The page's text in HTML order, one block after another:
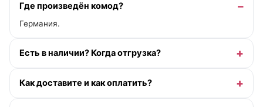
Где произведён комод?
Германия.
Есть в наличии? Когда отгрузка?
Как доставите и как оплатить?